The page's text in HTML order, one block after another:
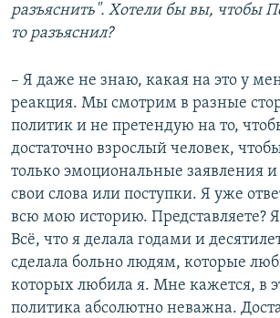
разъяснить". Хотели бы вы, чтобы
то разъяснил?
– Я даже не знаю, какая на это у
реакция. Мы смотрим в разные
политик и не претендую на то,
достаточно взрослый человек,
только эмоциональные заявления и
свои слова или поступки. Я уже
всю мою историю. Представляете?
Всё, что я делала годами и
сделала больно людям, которые
которых любила я. Мне кажется, в
политика абсолютно неважна.